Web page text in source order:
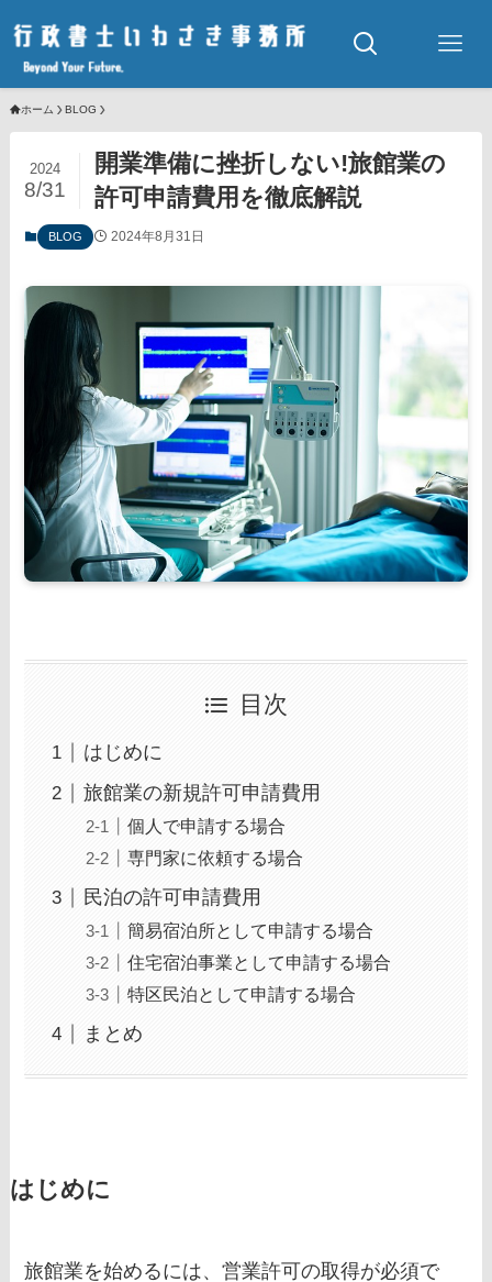
ホーム BLOG
開業準備に挫折しない!旅館業の
許可申請費用を徹底解説
2024
8/31
BLOG 2024年8月31日
目次
はじめに
旅館業の新規許可申請費用
個人で申請する場合
専門家に依頼する場合
民泊の許可申請費用
簡易宿泊所として申請する場合
住宅宿泊事業として申請する場合
特区民泊として申請する場合
まとめ
はじめに
旅館業を始めるには、営業許可の取得が必須で